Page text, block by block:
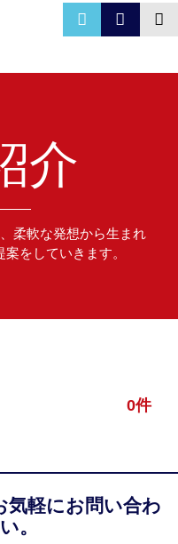
介
柔軟な発想から生まれ
をしていきます。
0件
気軽にお問い合わ
。